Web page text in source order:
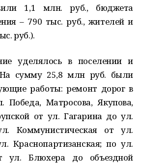
1,1 млн. руб., бюджета
– 790 тыс. руб., жителей и
руб.).
уделялось в поселении и
сумму 25,8 млн руб. были
работы: ремонт дорог в
Победа, Матросова, Якупова,
от ул. Гагарина до ул.
Коммунистическая от ул.
Краснопартизанская; по ул.
ул. Блюхера до объездной